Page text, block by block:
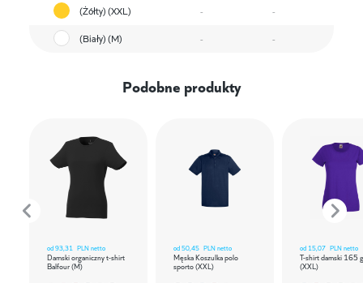
(Żółty) (XXL)
-
-
(Biały) (M)
- -
Podobne produkty
od93,31 PLN netto
Damski organiczny t-shirt
Balfour (M)
od50,45 PLN netto
Męska Koszulka polo
sporto (XXL)
od 15,07 PLN netto
T-shirt damski 165
(XXL)